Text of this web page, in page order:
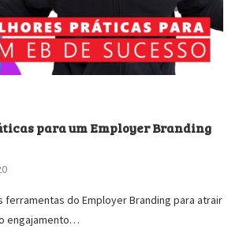
para um Employer Branding
ferramentas do Employer Branding para atrair
engajamento…